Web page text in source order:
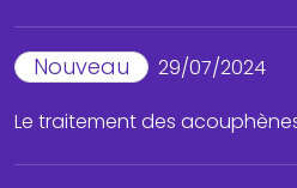
Nouveau
29/07/2024
Le traitement des